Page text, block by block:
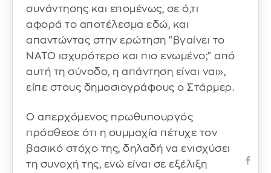
συνάντησης και επομένως, σε ό,τι
αφορά το αποτέλεσμα εδώ, και
απαντώντας στην ερώτηση "βγαίνει το
ΝΑΤΟ ισχυρότερο και πιο ενωμένο;" από
αυτή τη σύνοδο, η απάντηση είναι ναι»,
είπε στους δημοσιογράφους ο Στάρμερ.
Ο απερχόμενος πρωθυπουργός
πρόσθεσε ότι η συμμαχία πέτυχε τον
βασικό στόχο της, δηλαδή να ενισχύσει
τη συνοχή της, ενώ είναι σε εξέλιξη